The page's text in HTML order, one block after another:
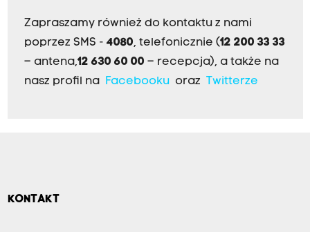
Zapraszamy również do kontaktu z nami
poprzez SMS - 4080, telefonicznie (12 200 33 33
– antena,12 630 60 00 – recepcja), a także na
nasz profil na
Facebookuoraz Twitterze
KONTAKT